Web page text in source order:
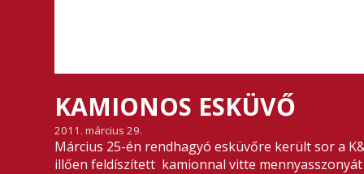
KAMIONOS ESKÜVŐ
2011. március 29.
Március 25-én rendhagyó esküvőre került sor a
illően feldíszített kamionnal vitte